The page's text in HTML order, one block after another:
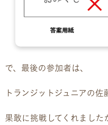
で、最後の参加者は、
トランジットジュニアの佐
果敢に挑戦してくれました